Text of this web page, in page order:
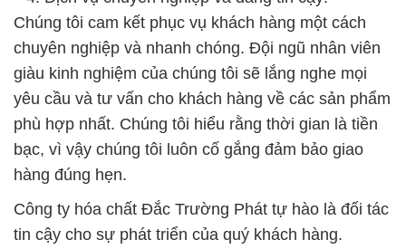
Chúng tôi cam kết phục vụ khách hàng một cách
chuyên nghiệp và nhanh chóng. Đội ngũ nhân viên
giàu kinh nghiệm của chúng tôi sẽ lắng nghe mọi
yêu cầu và tư vấn cho khách hàng về các sản phẩm
phù hợp nhất. Chúng tôi hiểu rằng thời gian là tiền
bạc, vì vậy chúng tôi luôn cố gắng đảm bảo giao
hàng đúng hẹn.
Công ty hóa chất Đắc Trường Phát tự hào là đối tác
tin cậy cho sự phát triển của quý khách hàng.